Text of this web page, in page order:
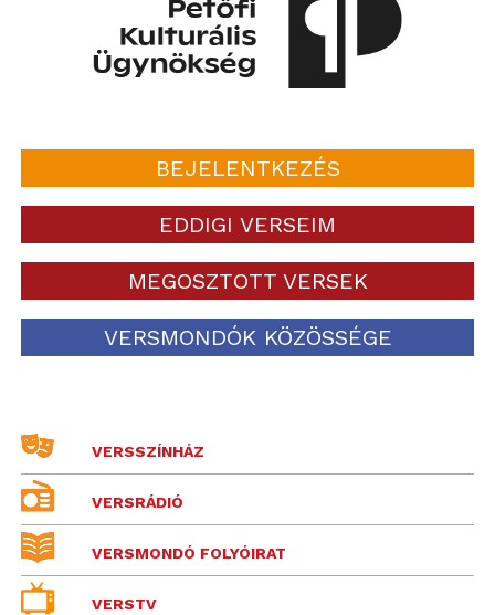
BEJELENTKEZÉS
EDDIGI VERSEIM
MEGOSZTOTT VERSEK
VERSMONDÓK KÖZÖSSÉGE
VERSSZÍNHÁZ
VERSRÁDIÓ
VERSMONDÓ FOLYÓIRAT
VERSTV